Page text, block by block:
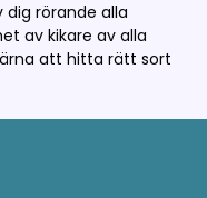
rörande alla
av kikare av alla
att hitta rätt sort